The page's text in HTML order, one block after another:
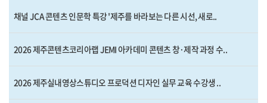
채널 JCA 콘텐츠 인문학 특강 '제주를 바라보는 다른 시선, 새로..
2026 제주콘텐츠코리아랩 JEMI 아카데미 콘텐츠 창·제작 과정 수..
2026 제주실내영상스튜디오 프로덕션 디자인 실무 교육 수강생 ..